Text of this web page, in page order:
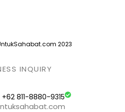
2023
INQUIRY
+62 811-8880-9315